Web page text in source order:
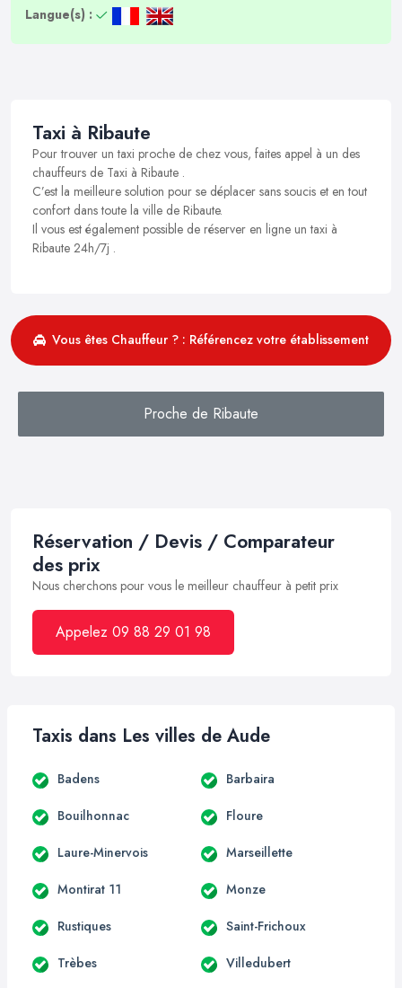
Langue(s) :
Taxi à Ribaute
Pour trouver un taxi proche de chez vous, faites appel à un des
chauffeurs de Taxi à Ribaute .
C’est la meilleure solution pour se déplacer sans soucis et en tout
confort dans toute la ville de Ribaute.
Il vous est également possible de réserver en ligne un taxi à
Ribaute 24h/7j .
Vous êtes Chauffeur ? : Référencez votre établissement
Proche de Ribaute
Réservation / Devis / Comparateur
des prix
Nous cherchons pour vous le meilleur chauffeur à petit prix
Appelez 09 88 29 01 98
Taxis dans Les villes de Aude
Badens Barbaira
Bouilhonnac Floure
Laure-Minervois Marseillette
Montirat 11 Monze
Rustiques Saint-Frichoux
Trèbes Villedubert